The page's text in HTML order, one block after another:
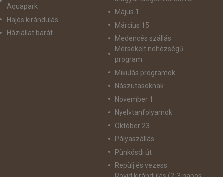
Aquapark
Hajós kirándulás
Háziállat barát
Május 1
Március 15
Medencés szállás
Mérsékelt nehézségű
program
Mikulás programok
Nászutasoknak
November 1
Nyelvtanfolyamok
Október 23
Pályaszállás
Pünkösdi út
Repülj és vezess